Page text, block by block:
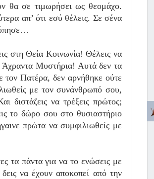
θα σε τιμωρήσει ως θεομάχο.
απ’ ότι εσύ θέλεις. Σε σένα
στη Θεία Κοινωνία! Θέλεις να
Άχραντα Μυστήρια! Αυτά δεν τα
τον Πατέρα, δεν αρνήθηκε ούτε
με τον συνάνθρωπό σου,
διστάζεις να τρέξεις πρώτος;
το δώρο σου στο θυσιαστήριο
πρώτα να συμφιλιωθείς με
τα πάντα για να το ενώσεις με
να έχουν αποκοπεί από την